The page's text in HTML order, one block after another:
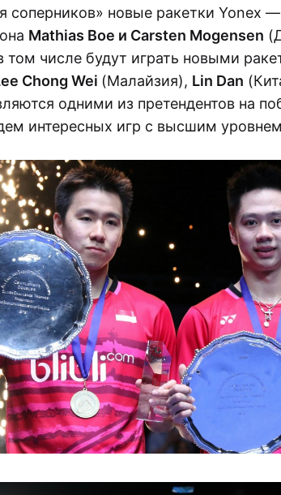
соперников» новые ракетки Yonex —
Mathias Boe и Carsten Mogensen
том числе будут играть новыми
Chong Wei (Малайзия), Lin Dan
одними из претендентов на
интересных игр с высшим